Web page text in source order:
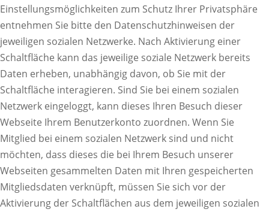
Einstellungsmöglichkeiten zum Schutz Ihrer Privatsphäre
entnehmen Sie bitte den Datenschutzhinweisen der
jeweiligen sozialen Netzwerke. Nach Aktivierung einer
Schaltfläche kann das jeweilige soziale Netzwerk bereits
Daten erheben, unabhängig davon, ob Sie mit der
Schaltfläche interagieren. Sind Sie bei einem sozialen
Netzwerk eingeloggt, kann dieses Ihren Besuch dieser
Webseite Ihrem Benutzerkonto zuordnen. Wenn Sie
Mitglied bei einem sozialen Netzwerk sind und nicht
möchten, dass dieses die bei Ihrem Besuch unserer
Webseiten gesammelten Daten mit Ihren gespeicherten
Mitgliedsdaten verknüpft, müssen Sie sich vor der
Aktivierung der Schaltflächen aus dem jeweiligen sozialen